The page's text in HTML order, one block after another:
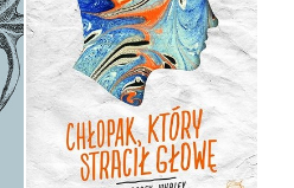
CHŁOPAK, KTÓRY
STRACIŁ GŁOWĘ
JOHN COREY WHALEY
OPRAWA MIĘKKA
34,90 ZŁ